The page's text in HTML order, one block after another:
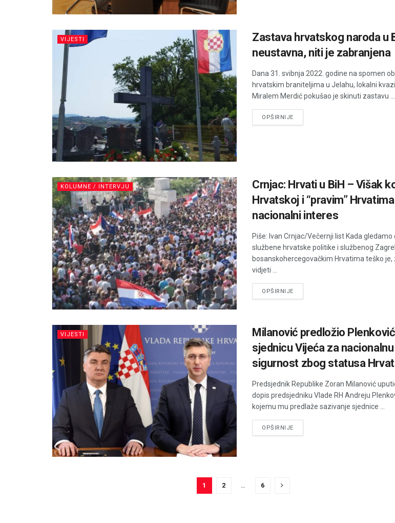
VIJESTI
Zastava hrvatskog naroda u
neustavna, niti je zabranjena
Dana 31. svibnja 2022. godine na spomen
hrvatskim braniteljima u Jelahu, lokalni
Miralem Merdić pokušao je skinuti zastavu ...
OPŠIRNIJEDETAILS
KOLUMNE / INTERVJU
Crnjac: Hrvati u BiH – Višak
Hrvatskoj i “pravim”
nacionalni interes
Piše: Ivan Crnjac/Večernji list Kada gledamo
službene hrvatske politike i službenog
bosanskohercegovačkim Hrvatima teško je,
vidjeti ...
OPŠIRNIJEDETAILS
VIJESTI
Milanović predložio
sjednicu Vijeća za nacionalnu
sigurnost zbog statusa
Predsjednik Republike Zoran Milanović
dopis predsjedniku Vlade RH Andreju
kojemu mu predlaže sazivanje sjednice ...
OPŠIRNIJEDETAILS
1 2 6